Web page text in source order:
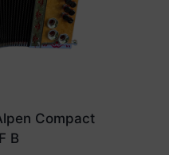
Compact
B